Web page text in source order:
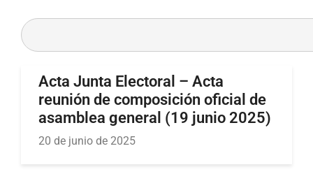
Acta Junta Electoral – Acta
reunión de composición oficial de
asamblea general (19 junio 2025)
20 de junio de 2025